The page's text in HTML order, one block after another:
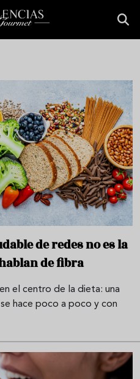
de redes no es la
de fibra
el centro de la dieta: una
hace poco a poco y con